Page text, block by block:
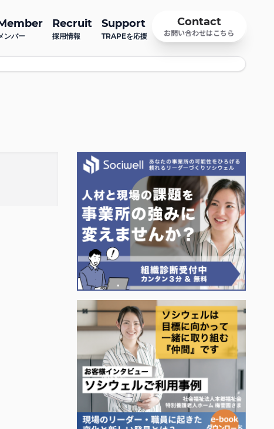
ンバー
Recruit
採用情報
Support
TRAPEを応援
Contact
お問い合わせはこちら